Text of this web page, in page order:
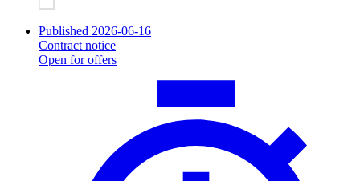
Published 2026-06-16
Contract notice
Open for offers